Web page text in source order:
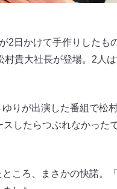
日かけて手作りしたも
貴大社長が登場。2人
りが出演した番組で松
したらつぶれなかった
ころ、まさかの快諾。